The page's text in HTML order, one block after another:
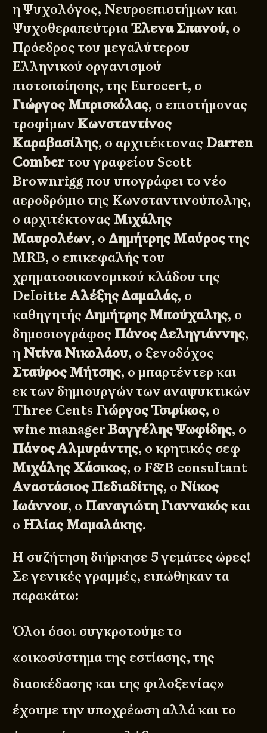
η Ψυχολόγος, Νευροεπιστήμων και
ΨυχοθεραπεύτριαΈλενα Σπανού, ο
Πρόεδρος του μεγαλύτερου
Ελληνικού οργανισμού
πιστοποίησης, της Eurocert, ο
Γιώργος Μπρισκόλας, ο επιστήμονας
τροφίμων Κωνσταντίνος
Καραβασίλης, ο αρχιτέκτονας Darren
Comberτου γραφείου Scott
Brownrigg που υπογράφει το νέο
αεροδρόμιο της Κωνσταντινούπολης,
ο αρχιτέκτονας Μιχάλης
Μαυρολέων, ο Δημήτρης Μαύροςτης
MRB, ο επικεφαλής του
χρηματοοικονομικού κλάδου της
DeloitteΑλέξης Δαμαλάς, ο
καθηγητής Δημήτρης Μπούχαλης, ο
δημοσιογράφος Πάνος Δεληγιάννης,
η Ντίνα Νικολάου, ο ξενοδόχος
Σταύρος Μήτσης, ο μπαρτέντερ και
εκ των δημιουργών των αναψυκτικών
Three Cents Γιώργος Τσιρίκος, ο
wine managerΒαγγέλης Ψωφίδης, ο
Πάνος Αλμυράντης, ο κρητικός σεφ
Μιχάλης Χάσικος, ο F&B consultant
Αναστάσιος Πεδιαδίτης, ο Νίκος
Ιωάννου, ο Παναγιώτη Γιαννακόςκαι
ο Ηλίας Μαμαλάκης.
Η συζήτηση διήρκησε 5 γεμάτες ώρες!
Σε γενικές γραμμές, ειπώθηκαν τα
παρακάτω:
Όλοι όσοι συγκροτούμε το
«οικοσύστημα της εστίασης, της
διασκέδασης και της φιλοξενίας»
έχουμε την υποχρέωση αλλά και το